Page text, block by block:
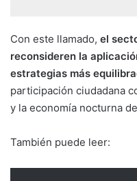
Con este llamado, el
reconsideren la
estrategias más
participación ciudadana
y la economía nocturna
También puede leer: